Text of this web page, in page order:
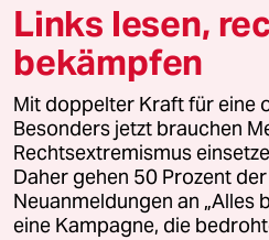
© 2026 taz Verlags und
Alle Rechte vorbehalten. Bei
wenden Sie sich bitte an
lizenzen@taz.de
Feedback Redaktionsstatut
Links lesen,
bekämpfen
Mit doppelter Kraft für eine
Besonders jetzt brauchen
Rechtsextremismus
Daher gehen 50 Prozent
Neuanmeldungen an „Alles
eine Kampagne, die